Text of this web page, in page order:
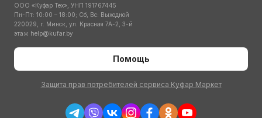
ООО «Куфар Тех», УНП 191767445
Пн-Пт: 10:00 – 18:00; Сб, Вс: Выходной
220029, г. Минск, ул. Красная 7А-2, 3-й
этаж help@kufar.by
Помощь
Защита прав потребителей сервиса Куфар Маркет